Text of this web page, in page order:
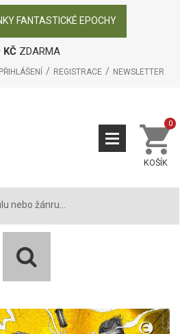
FANTASTICKÉ EPOCHY
KČZDARMA
PŘIHLÁŠENÍ REGISTRACE NEWSLETTER
KOŠÍK
0